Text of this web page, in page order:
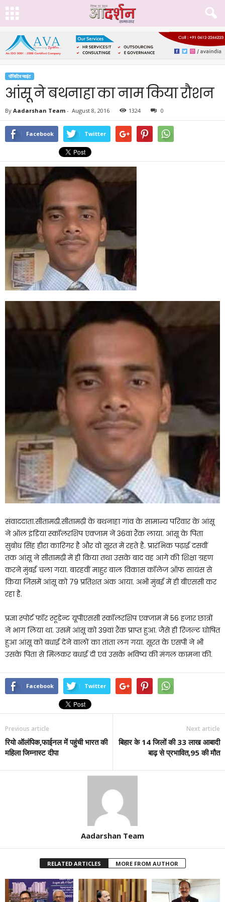
पॉजिटिव प्वाइंट
आंसू ने बथनाहा का नाम किया रौशन
By Aadarshan Team - August 8, 2016 1324 0
Facebook Twitter
संवाददाता.सीतामढी.सीतामढ़ी के बथनाहा गांव के सामान्य परिवार के आंसू
ने ऑल इंडिया स्कॉलरशिप एक्जाम नें 36वां रैंक लाया. आंसू के पिता
सुबोध सिंह हीरा कारिगर है और वो सूरत में रहते है. प्रारंभिक पढ़ाई दसवीं
तक आंसू ने सीतामढ़ी में ही किया तथा उसके बाद वह आगे की शिक्षा ग्रहण
करने मुंबई चला गया. बारहवीं माहुर बाल विकास कॉलेज ऑफ सायंस से
किया जिसमें आंसू को 79 प्रतिशत अंक आया. अभी मुंबई में ही बीएससी कर
रहा है.
प्रज्ञा स्पोर्ट फॉर स्टूडेन्ट यूपीएससी स्कॉलरशिप एक्जाम में 56 हजार छात्रों
ने भाग लिया था. उसमें आंसू को 39वां रैंक प्राप्त हुआ. जैसे ही रिजल्ट घोषित
हुआ आंसू को बधाई देने वालों का तांता लग गया. सूरत के एसपी ने भी
उसके पिता से मिलकर बधाई दी एवं उसके भविष्य की मंगल कामना की.
Facebook Twitter
Previous article
रियो ऑलंपिक,फाईनल में पहुंची भारत की
महिला जिम्नास्ट दीपा
Next article
बिहार के 14 जिलों की 33 लाख आबादी
बाढ़ से प्रभावित,95 की मौत
Aadarshan Team
RELATED ARTICLES MORE FROM AUTHOR